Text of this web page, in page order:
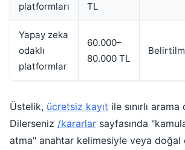
platformları
TL
Yapay zeka
odaklı
platformlar
60.000–
80.000 TL
Üstelik, ücretsiz kayıt ile sınırlı
Dilerseniz /kararlar sayfasında
atma" anahtar kelimesiyle veya doğal